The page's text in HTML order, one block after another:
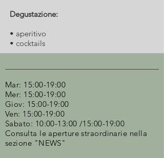
Degustazione:
• aperitivo
• cocktails
Mar: 15:00-19:00
Mer: 15:00-19:00
Giov: 15:00-19:00
Ven: 15:00-19:00
Sabato: 10:00-13:00 /15:00-19:00
Consulta le aperture straordinarie nella
sezione "NEWS"​